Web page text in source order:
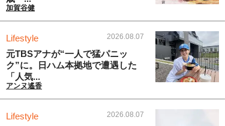
加賀谷健
Lifestyle 2026.08.07
元TBSアナが“一人で猛パニッ
ク”に。日ハム本拠地で遭遇した
「人気...
アンヌ遙香
Lifestyle 2026.08.07